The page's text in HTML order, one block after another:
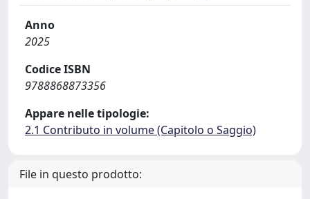
Anno
2025
Codice ISBN
9788868873356
Appare nelle tipologie:
2.1 Contributo in volume (Capitolo o Saggio)
File in questo prodotto: